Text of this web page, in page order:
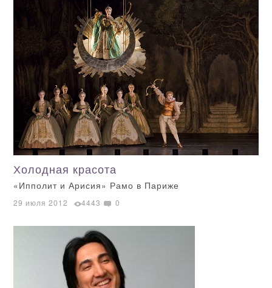
Холодная красота
«Ипполит и Арисия» Рамо в Париже
29 июля 2012 4443 0